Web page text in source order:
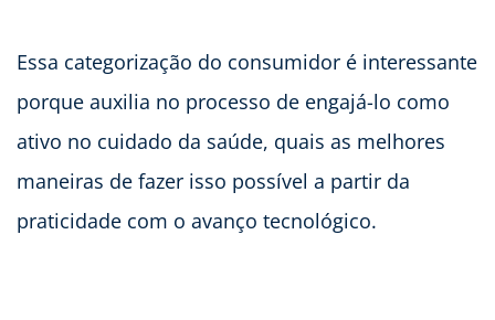
Essa categorização do consumidor é interessante
porque auxilia no processo de engajá-lo como
ativo no cuidado da saúde, quais as melhores
maneiras de fazer isso possível a partir da
praticidade com o avanço tecnológico.